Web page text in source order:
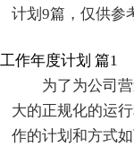
计划9篇，仅供参
工作年度计划 篇1
为了为公司
大的正规化的运
作的计划和方式如